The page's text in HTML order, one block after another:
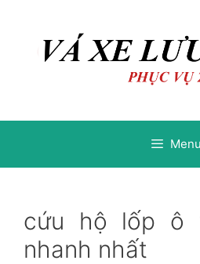
Menu
cứu hộ lốp ô
nhanh nhất